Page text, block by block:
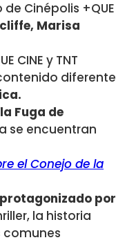
Cinépolis +QUE
Marisa
CINE y TNT
diferente
Fuga de
se encuentran
el Conejo de la
por
la historia
comunes